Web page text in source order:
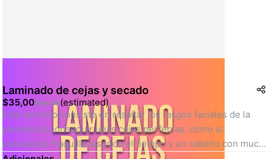
Laminado de cejas y secado
$35,00$45,00(estimated)
Este servicio consiste en resaltar los rasgos faciales de la
persona al conseguir unas cejas perfectas, como si
estuvieran maquilladas todo el tiempo y un cabello con mucho